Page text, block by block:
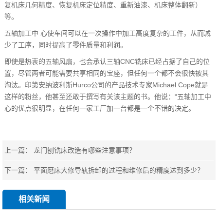
复机床几何精度、恢复机床定位精度、重新油漆、机床整体翻新）
等。
五轴加工中 心使车间可以在一次操作中加工高度复杂的工件，从而减
少了工序，同时提高了零件质量和利润。
即使是热衷的五轴风扇，也会承认三轴CNC铣床已经占据了自己的位
置，尽管两者可能需要共享相同的宝座，但任何一个都不会很快被其
淘汰。印第安纳波利斯Hurco公司的产品技术专家Michael Cope就是
这样的粉丝，他甚至还敢于撰写有关该主题的书。他说：“五轴加工中
心的优点很明显，在任何一家工厂加一台都是一个不错的决定。
上一篇：龙门刨铣床改造有哪些注意事项？
下一篇：平面磨床大修导轨拆卸的过程和维修后的精度达到多少？
相关新闻